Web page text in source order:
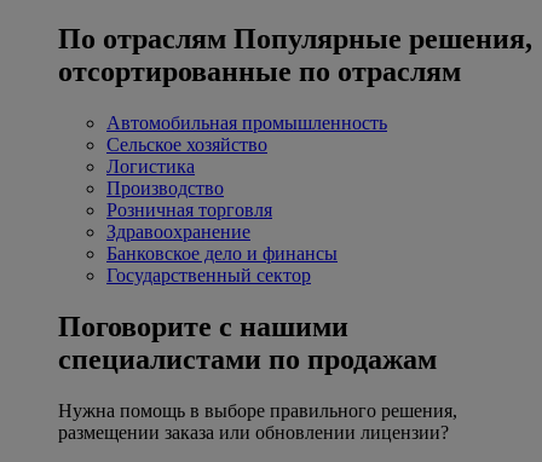
По отраслям Популярные решения,
отсортированные по отраслям
Автомобильная промышленность
Сельское хозяйство
Логистика
Производство
Розничная торговля
Здравоохранение
Банковское дело и финансы
Государственный сектор
Поговорите с нашими
специалистами по продажам
Нужна помощь в выборе правильного решения,
размещении заказа или обновлении лицензии?